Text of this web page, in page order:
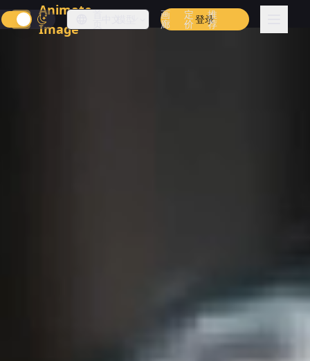
Animate
Image
首 画
廊
定
价
推
荐
登录